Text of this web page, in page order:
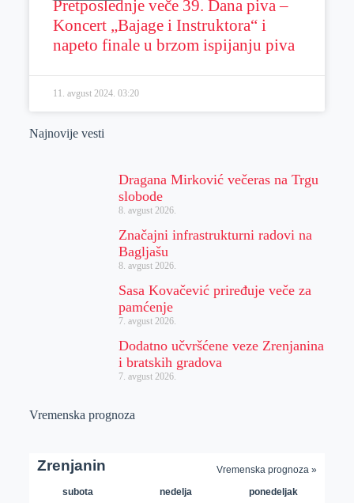
Pretposlednje veče 39. Dana piva –
Koncert „Bajage i Instruktora“ i
napeto finale u brzom ispijanju piva
11. avgust 2024. 03:20
Najnovije vesti
Dragana Mirković večeras na Trgu
slobode
8. avgust 2026.
Značajni infrastrukturni radovi na
Bagljašu
8. avgust 2026.
Sasa Kovačević priređuje veče za
pamćenje
7. avgust 2026.
Dodatno učvršćene veze Zrenjanina
i bratskih gradova
7. avgust 2026.
Vremenska prognoza